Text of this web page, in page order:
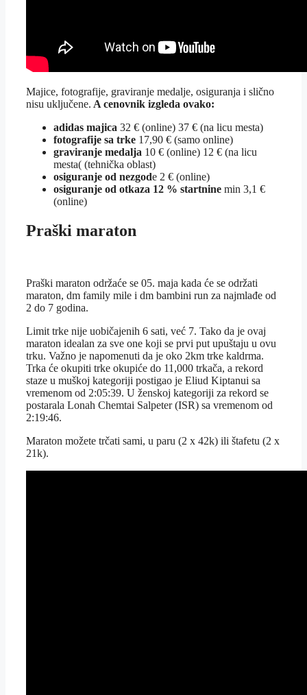
Majice, fotografije, graviranje medalje, osiguranja i slično
nisu uključene. A cenovnik izgleda ovako:
adidas majica 32 € (online) 37 € (na licu mesta)
fotografije sa trke 17,90 € (samo online)
graviranje medalja 10 € (online) 12 € (na licu
mesta( (tehnička oblast)
osiguranje od nezgode 2 € (online)
osiguranje od otkaza 12 % startnine min 3,1 €
(online)
Praški maraton
Praški maraton održaće se 05. maja kada će se održati
maraton, dm family mile i dm bambini run za najmlađe od
2 do 7 godina.
Limit trke nije uobičajenih 6 sati, već 7. Tako da je ovaj
maraton idealan za sve one koji se prvi put upuštaju u ovu
trku. Važno je napomenuti da je oko 2km trke kaldrma.
Trka će okupiti trke okupiće do 11,000 trkača, a rekord
staze u muškoj kategoriji postigao je Eliud Kiptanui sa
vremenom od 2:05:39. U ženskoj kategoriji za rekord se
postarala Lonah Chemtai Salpeter (ISR) sa vremenom od
2:19:46.
Maraton možete trčati sami, u paru (2 x 42k) ili štafetu (2 x
21k).